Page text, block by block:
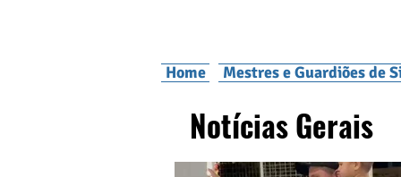
Home Mestres e Guardiões de
Notícias Gerais